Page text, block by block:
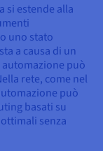
si estende alla
uno stato
a causa di un
può
rete, come nel
può
basati su
senza